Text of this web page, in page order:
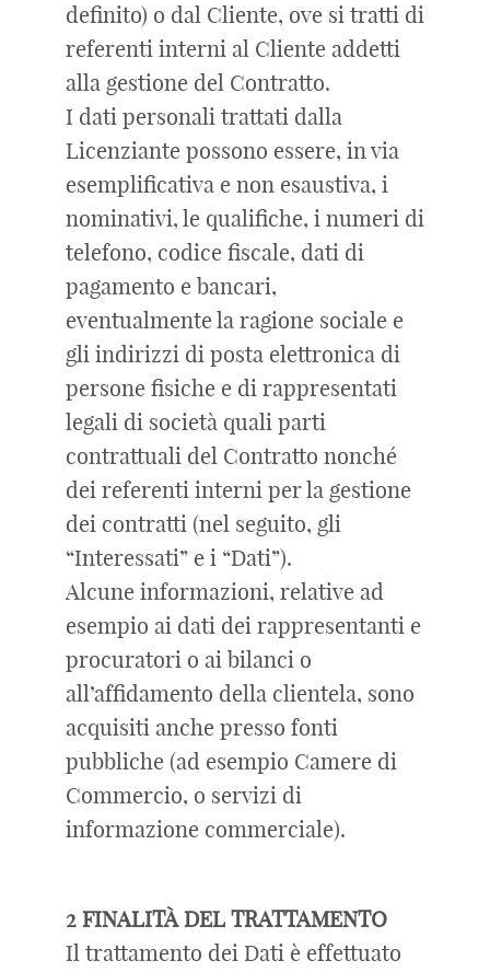
definito) o dal Cliente, ove si tratti di
referenti interni al Cliente addetti
alla gestione del Contratto.
I dati personali trattati dalla
Licenziante possono essere, in via
esemplificativa e non esaustiva, i
nominativi, le qualifiche, i numeri di
telefono, codice fiscale, dati di
pagamento e bancari,
eventualmente la ragione sociale e
gli indirizzi di posta elettronica di
persone fisiche e di rappresentati
legali di società quali parti
contrattuali del Contratto nonché
dei referenti interni per la gestione
dei contratti (nel seguito, gli
“Interessati” e i “Dati”).
Alcune informazioni, relative ad
esempio ai dati dei rappresentanti e
procuratori o ai bilanci o
all’affidamento della clientela, sono
acquisiti anche presso fonti
pubbliche (ad esempio Camere di
Commercio, o servizi di
informazione commerciale).
2 FINALITÀ DEL TRATTAMENTO
Il trattamento dei Dati è effettuato